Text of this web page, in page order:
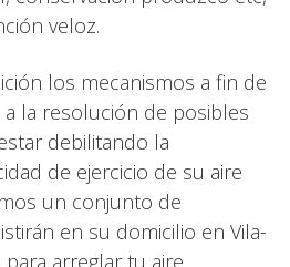
veloz.
los mecanismos a fin de
la resolución de posibles
debilitando la
de ejercicio de su aire
un conjunto de
en su domicilio en Vila-
arreglar tu aire